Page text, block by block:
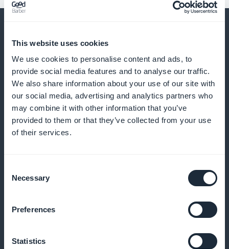
This website uses cookies
We use cookies to personalise content and ads, to
provide social media features and to analyse our traffic.
We also share information about your use of our site with
our social media, advertising and analytics partners who
may combine it with other information that you’ve
provided to them or that they’ve collected from your use
of their services.
Selection
Necessary
Preferences
Statistics
Ja paljon, paljon muuta
artikkeleiden jakelu
keuhkoinfektioiden hallintaa koskevaa sisältöä